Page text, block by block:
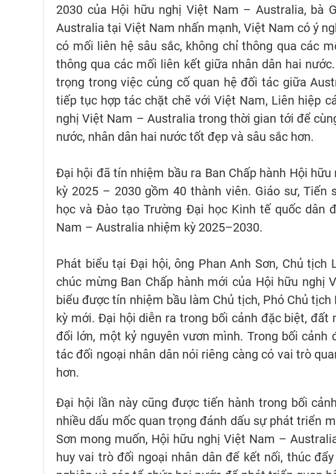
2030 của Hội hữu nghị Việt Nam – Australia, bà
Australia tại Việt Nam nhấn mạnh, Việt Nam có ý
có mối liên hệ sâu sắc, không chỉ thông qua các
thông qua các mối liên kết giữa nhân dân hai
trọng trong việc củng cố quan hệ đối tác giữa
tiếp tục hợp tác chặt chẽ với Việt Nam, Liên hiệp
nghị Việt Nam – Australia trong thời gian tới để
nước, nhân dân hai nước tốt đẹp và sâu sắc hơn.
Đại hội đã tín nhiệm bầu ra Ban Chấp hành Hội
kỳ 2025 – 2030 gồm 40 thành viên. Giáo sư, Tiến
học và Đào tạo Trường Đại học Kinh tế quốc dân
Nam – Australia nhiệm kỳ 2025–2030.
Phát biểu tại Đại hội, ông Phan Anh Sơn, Chủ
chúc mừng Ban Chấp hành mới của Hội hữu nghị
biểu được tín nhiệm bầu làm Chủ tịch, Phó Chủ
kỳ mới. Đại hội diễn ra trong bối cảnh đặc biệt, đất
đổi lớn, một kỷ nguyên vươn mình. Trong bối
tác đối ngoại nhân dân nói riêng càng có vai trò
hơn.
Đại hội lần này cũng được tiến hành trong bối
nhiều dấu mốc quan trọng đánh dấu sự phát triển
Sơn mong muốn, Hội hữu nghị Việt Nam –
huy vai trò đối ngoại nhân dân để kết nối, thúc